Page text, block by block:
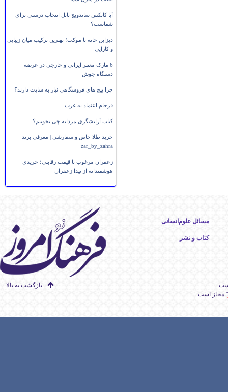
آیا کانکس ساندویچ پانل انتخاب درستی برای
شماست؟
دیزاین خانه با موکت؛ بهترین ترکیب میان زیبایی
و کارایی
6 مارک معتبر ایرانی و خارجی در عرضه
دستگاه جوش
چرا پیج های فروشگاهی نیاز به سایت دارند؟
فرجام اعتماد به غرب
کتاب آرایشگری مردانه چی بخونیم؟
خرید طلا خاص و سفارشی | معرفی برند
zar_by_zahra
زعفران مرغوب با قیمت رقابتی؛ خریدی
هوشمندانه از تیدا زعفران
مسائل علوم‌انسانی
کتاب و نشر
بازگشت به بالا
" مجاز است